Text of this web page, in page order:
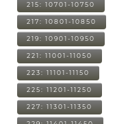
215: 10701-10750
217: 10801-10850
219: 10901-10950
221: 11001-11050
223: 11101-11150
225: 11201-11250
227: 11301-11350